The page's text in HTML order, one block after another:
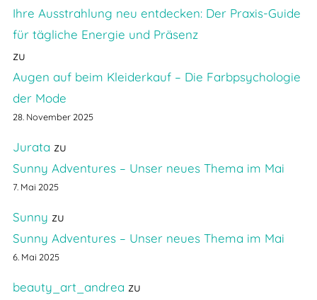
Ihre Ausstrahlung neu entdecken: Der Praxis-Guide
für tägliche Energie und Präsenz
zu
Augen auf beim Kleiderkauf – Die Farbpsychologie
der Mode
28. November 2025
Jurata zu
Sunny Adventures – Unser neues Thema im Mai
7. Mai 2025
Sunny zu
Sunny Adventures – Unser neues Thema im Mai
6. Mai 2025
beauty_art_andrea zu